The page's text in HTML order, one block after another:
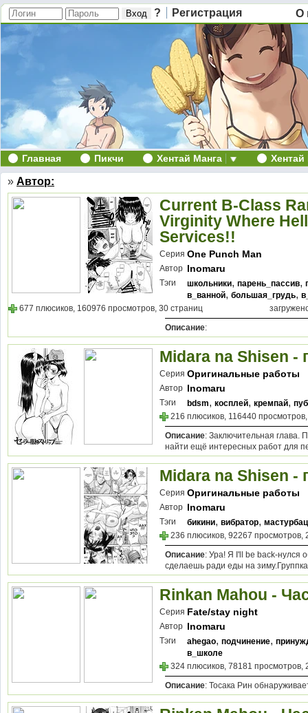
? Регистрация О
Главная Пикчи Хентай Манга
» Автор:
Current B-Class
Virginity Where
Services!!
Серия One Punch Man
Автор Inomaru
Тэги школьники, парень_пассив,
в_ванной, большая_грудь,
677 плюсиков, 160976 просмотров, 30 страниц
Описание:
Midara na Shisen -
Серия Оригинальные работы
Автор Inomaru
Тэги bdsm, косплей, кремпай,
216 плюсиков, 116440
Описание: Заключительная глава.
найти ещё интересных работ для
Midara na Shisen -
Серия Оригинальные работы
Автор Inomaru
Тэги бикини, вибратор,
236 плюсиков, 92267 просмотров,
Описание: Ура! Я I'll be back-нулся
сделаешь ради еды на
Rinkan Mahou -
Серия Fate/stay night
Автор Inomaru
Тэги ahegao, подчинение,
в_школе
324 плюсиков, 78181 просмотров,
Описание: Тосака Рин